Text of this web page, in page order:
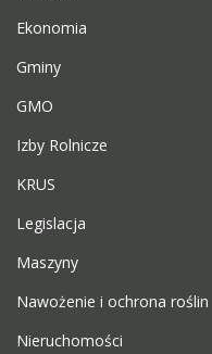
Ekonomia
Gminy
GMO
Izby Rolnicze
KRUS
Legislacja
Maszyny
Nawożenie i ochrona roślin
Nieruchomości